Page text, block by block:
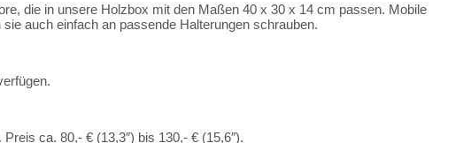
die in unsere Holzbox mit den Maßen 40 x 30 x 14 cm passen. Mobile
sie auch einfach an passende Halterungen schrauben.
ca. 80,- € (13,3″) bis 130,- € (15,6″).